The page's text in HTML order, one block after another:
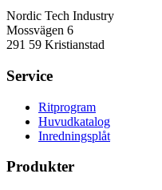
Nordic Tech Industry
Mossvägen 6
291 59 Kristianstad
Service
Ritprogram
Huvudkatalog
Inredningsplåt
Produkter